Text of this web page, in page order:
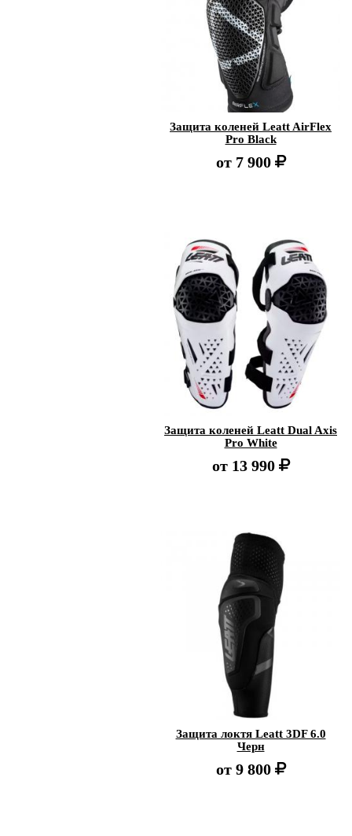
Защита коленей Leatt AirFlex
Pro Black
от 7 900
Защита коленей Leatt Dual Axis
Pro White
от 13 990
Защита локтя Leatt 3DF 6.0
Черн
от 9 800